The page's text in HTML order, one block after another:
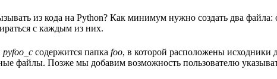
из кода на Python? Как минимум нужно создать два файла:
с каждым из них.
pyfoo_c содержится папка foo, в которой расположены исходники
файлы. Позже мы добавим возможность пользователю